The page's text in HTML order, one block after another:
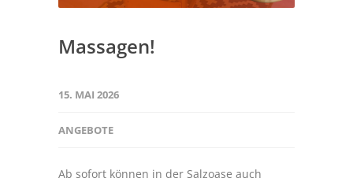
Massagen!
15. MAI 2026
ANGEBOTE
Ab sofort können in der Salzoase auch